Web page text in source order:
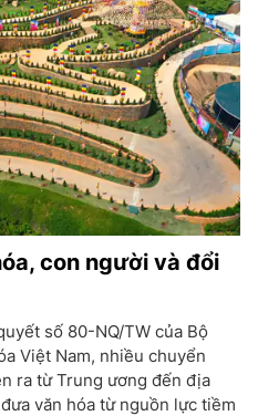
con người và đổi
số 80-NQ/TW của Bộ
Việt Nam, nhiều chuyển
ra từ Trung ương đến địa
văn hóa từ nguồn lực tiềm